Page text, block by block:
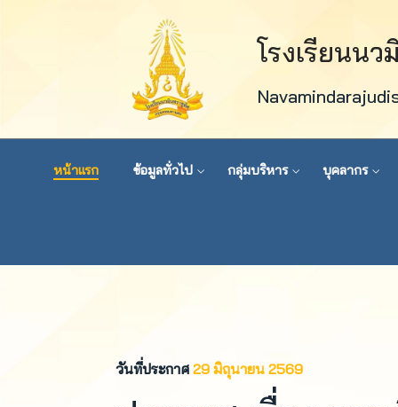
โรงเรียนน
หน้าแรก ข้อมูลทั่วไป กลุ่มบริหาร บุคลากร
วันที่ประกาศ 29 มิถุนายน 2569